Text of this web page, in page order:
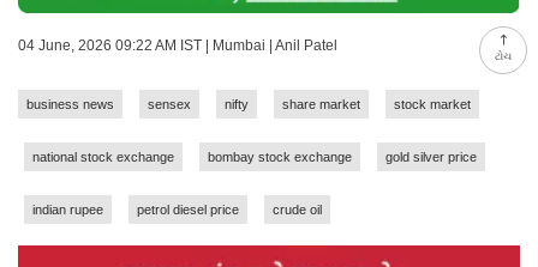
ટોચ
04 June, 2026 09:22 AM IST | Mumbai | Anil Patel
business news sensex nifty share market stock market
national stock exchange bombay stock exchange gold silver price
indian rupee petrol diesel price crude oil